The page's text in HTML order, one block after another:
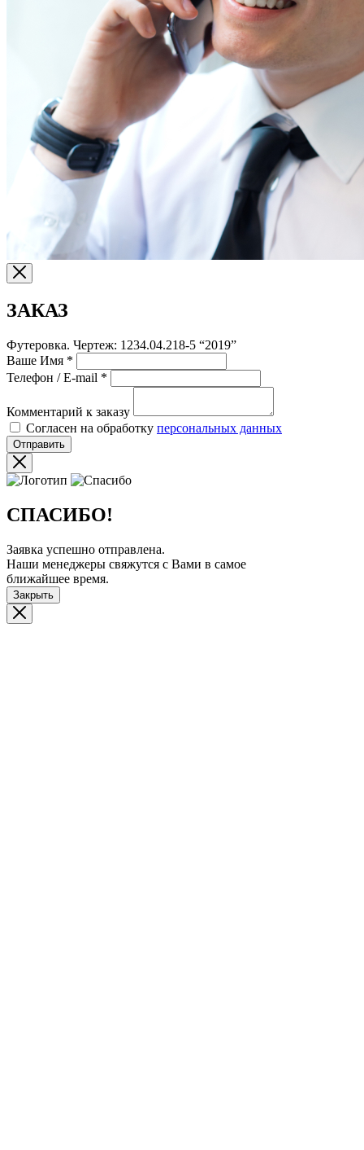
ЗАКАЗ
Футеровка. Чертеж: 1234.04.218-5 “2019”
Ваше Имя *
Телефон / E-mail *
Комментарий к заказу
Согласен на обработку персональных данных
Отправить
СПАСИБО!
Заявка успешно отправлена.
Наши менеджеры свяжутся с Вами в самое
ближайшее время.
Закрыть